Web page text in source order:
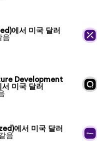
에서 미국 달러
음
Development
미국 달러
에서 미국 달러
음